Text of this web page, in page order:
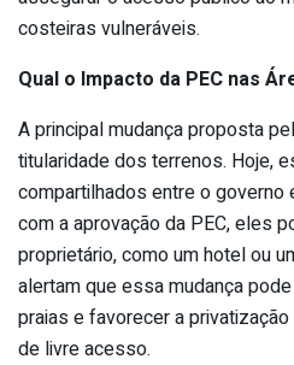
costeiras vulneráveis.
Qual o Impacto da PEC nas
A principal mudança proposta
titularidade dos terrenos. Hoje,
compartilhados entre o governo
com a aprovação da PEC, eles
proprietário, como um hotel ou
alertam que essa mudança
praias e favorecer a
de livre acesso.